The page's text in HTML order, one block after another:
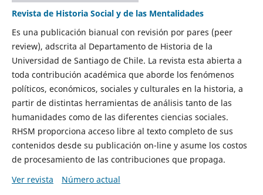
Revista de Historia Social y de las Mentalidades
Es una publicación bianual con revisión por pares (peer
review), adscrita al Departamento de Historia de la
Universidad de Santiago de Chile. La revista esta abierta a
toda contribución académica que aborde los fenómenos
políticos, económicos, sociales y culturales en la historia, a
partir de distintas herramientas de análisis tanto de las
humanidades como de las diferentes ciencias sociales.
RHSM proporciona acceso libre al texto completo de sus
contenidos desde su publicación on-line y asume los costos
de procesamiento de las contribuciones que propaga.
Ver revista
Número actual